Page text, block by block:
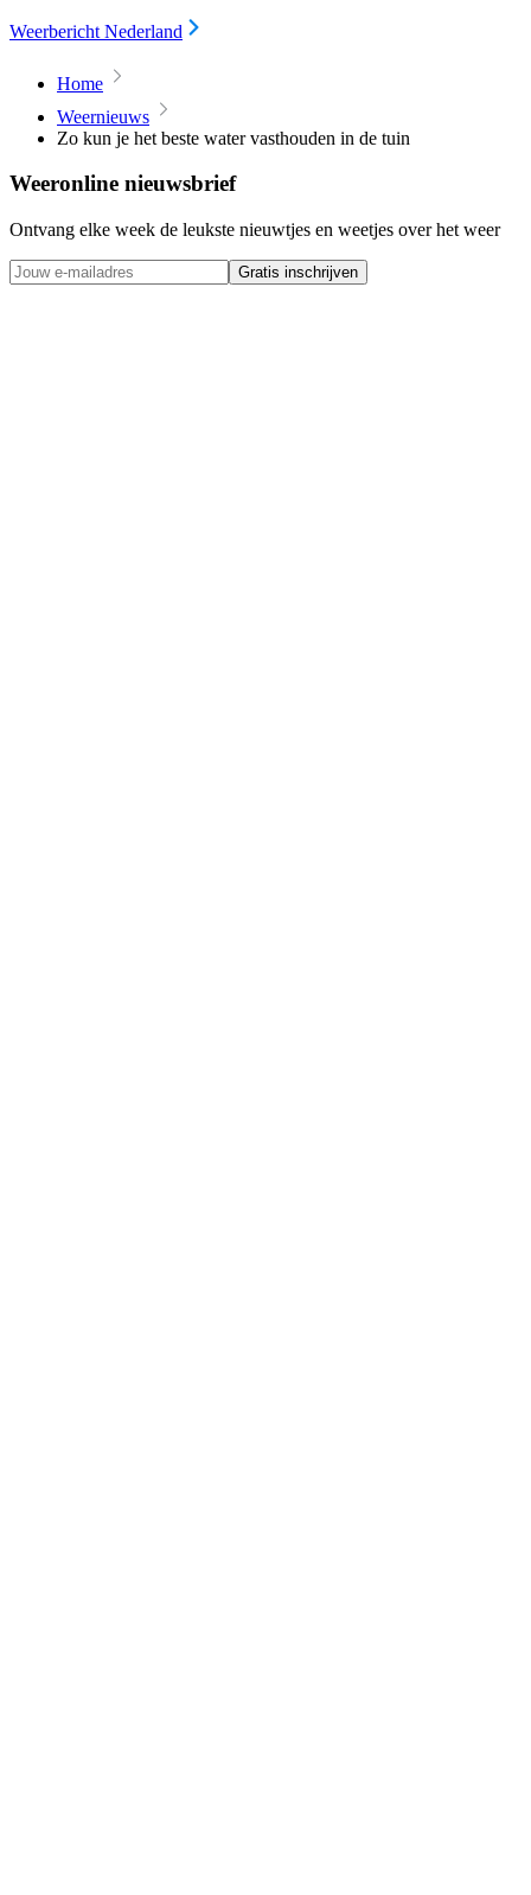
Weerbericht Nederland
Home
Weernieuws
Zo kun je het beste water vasthouden in de tuin
Weeronline nieuwsbrief
Ontvang elke week de leukste nieuwtjes en weetjes over het weer
Gratis inschrijven